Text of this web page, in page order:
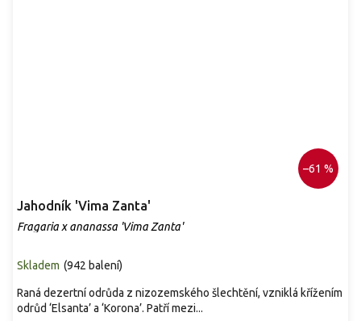
–61 %
Jahodník 'Vima Zanta'
Fragaria x ananassa 'Vima Zanta'
Skladem (942 balení)
Raná dezertní odrůda z nizozemského šlechtění, vzniklá křížením
odrůd ‘Elsanta’ a ‘Korona’. Patří mezi...